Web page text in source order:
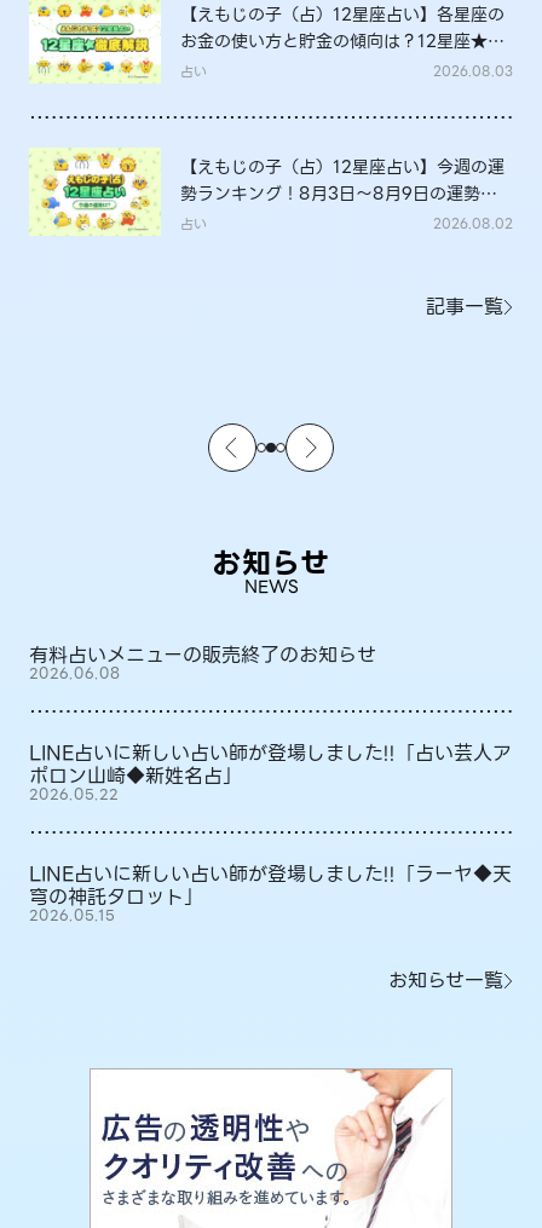
【えもじの子（占）12星座占い】各星座の
お金の使い方と貯金の傾向は？12星座★徹
底解説
占い 2026.08.03
【えもじの子（占）12星座占い】今週の運
勢ランキング！8月3日～8月9日の運勢
は？
占い 2026.08.02
記事一覧
お知らせ
NEWS
有料占いメニューの販売終了のお知らせ
2026.06.08
LINE占いに新しい占い師が登場しました!!「占い芸人ア
ポロン山崎◆新姓名占」
2026.05.22
LINE占いに新しい占い師が登場しました!!「ラーヤ◆天
穹の神託タロット」
2026.05.15
お知らせ一覧